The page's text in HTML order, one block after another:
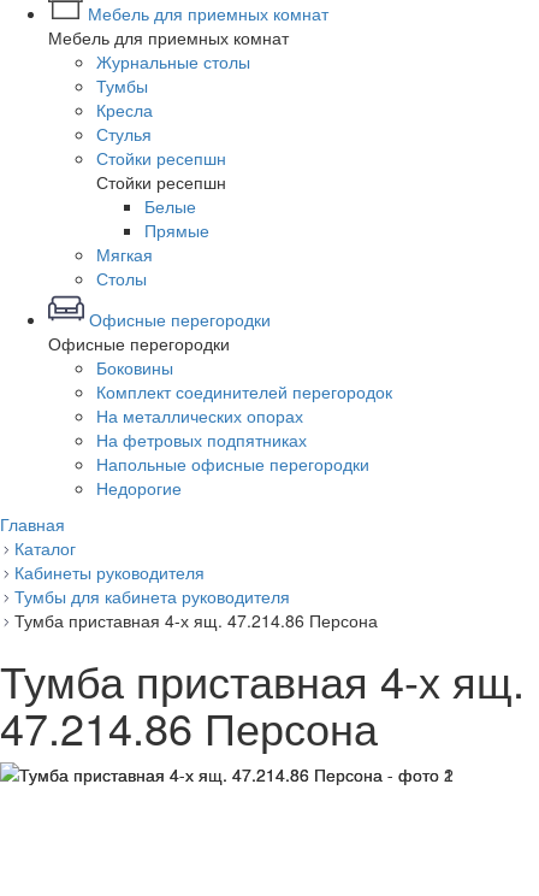
Мебель для приемных комнат
Мебель для приемных комнат
Журнальные столы
Тумбы
Кресла
Стулья
Стойки ресепшн
Стойки ресепшн
Белые
Прямые
Мягкая
Столы
Офисные перегородки
Офисные перегородки
Боковины
Комплект соединителей перегородок
На металлических опорах
На фетровых подпятниках
Напольные офисные перегородки
Недорогие
Главная
Каталог
Кабинеты руководителя
Тумбы для кабинета руководителя
Тумба приставная 4-х ящ. 47.214.86 Персона
Тумба приставная 4-х ящ.
47.214.86 Персона